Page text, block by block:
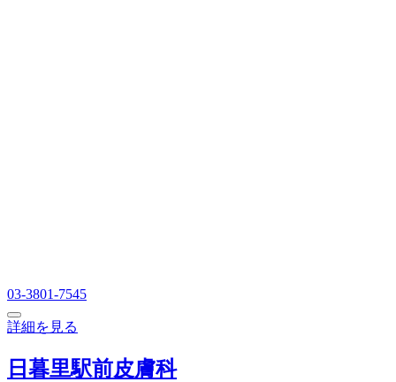
03-3801-7545
詳細を見る
日暮里駅前皮膚科